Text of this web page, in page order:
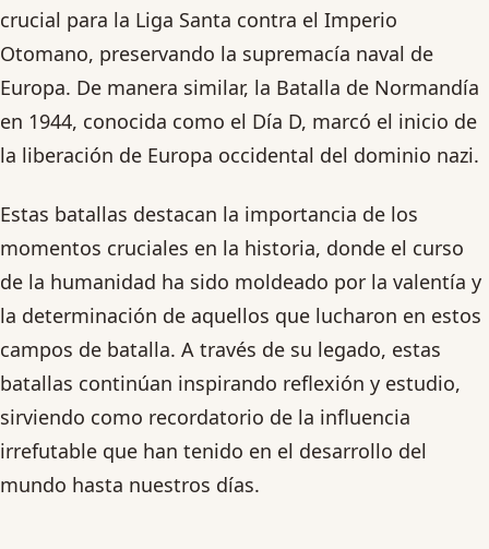
crucial para la Liga Santa contra el Imperio
Otomano, preservando la supremacía naval de
Europa. De manera similar, la Batalla de Normandía
en 1944, conocida como el Día D, marcó el inicio de
la liberación de Europa occidental del dominio nazi.
Estas batallas destacan la importancia de los
momentos cruciales en la historia, donde el curso
de la humanidad ha sido moldeado por la valentía y
la determinación de aquellos que lucharon en estos
campos de batalla. A través de su legado, estas
batallas continúan inspirando reflexión y estudio,
sirviendo como recordatorio de la influencia
irrefutable que han tenido en el desarrollo del
mundo hasta nuestros días.